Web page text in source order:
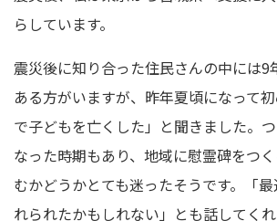
らしています。
震災後に知り合った住民さんの中には9
ある方がいますが、昨年夏頃になって
で子どもを亡くした」と聞きました。
なった時期もあり、地域に慰霊碑をつ
むかどうかとても迷ったそうです。「
れられたかもしれない」とも話してくれ